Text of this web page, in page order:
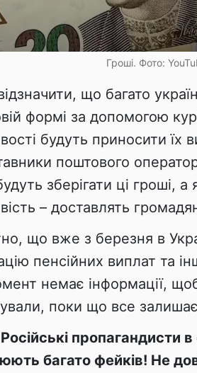
Гроші. Фото:
що багато
формі за допомогою
будуть приносити їх
поштового
зберігати ці гроші, а
– доставлять
що вже з березня в
пенсійних виплат та
немає інформації,
поки що все
пропагандисти
багато фейків! Не